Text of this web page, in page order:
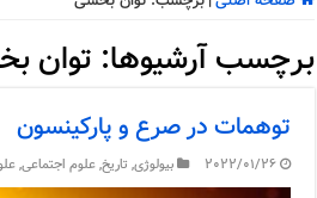
برچسب آرشیوها: توان
توهمات در صرع و پارکینسون
2022/01/26 بیولوژی, تاریخ,علوم اجتماعی,